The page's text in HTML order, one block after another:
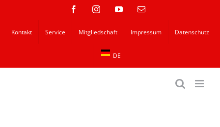
springen
FacebookInstagramYouTubeE-
Kontakt Service Mitgliedschaft Impressum Datenschutz
DE